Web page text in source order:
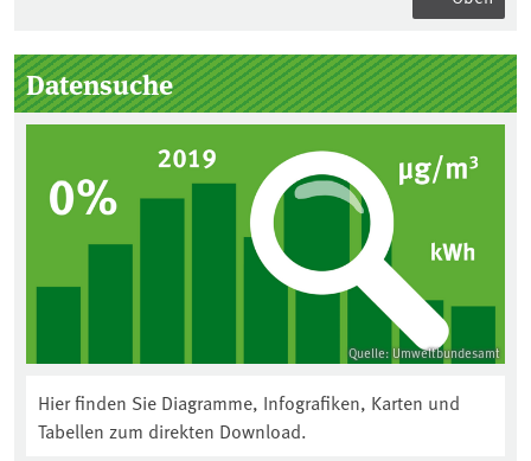
Seitenleiste
Datensuche
Quelle: Umweltbundesamt
Hier finden Sie Diagramme, Infografiken, Karten und
Tabellen zum direkten Download.